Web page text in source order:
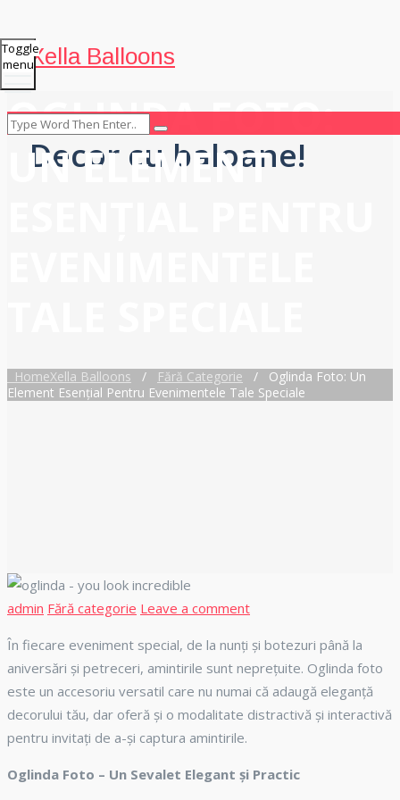
Xella Balloons
Decor cu baloane!
Toggle
menu
OGLINDA FOTO:
UN ELEMENT
HomeXella Balloons / Fără Categorie /
Oglinda Foto: Un
Element Esențial Pentru Evenimentele Tale Speciale
Author
admin Categories
Fără categorie Leave a comment
În fiecare eveniment special, de la nunți și botezuri până la
aniversări și petreceri, amintirile sunt neprețuite. Oglinda foto
este un accesoriu versatil care nu numai că adaugă eleganță
decorului tău, dar oferă și o modalitate distractivă și interactivă
pentru invitați de a-și captura amintirile.
Oglinda Foto – Un Sevalet Elegant și Practic